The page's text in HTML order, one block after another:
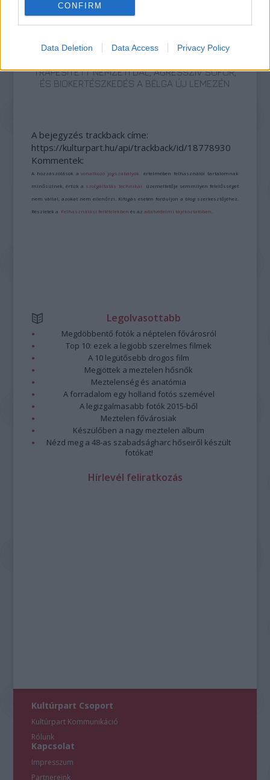
CONFIRM
Data Deletion Data Access Privacy Policy
TRAPESÍTETT NEMZETI DAL, AGRESSZÍV SOFŐR,
ÉS BIOKERTÉSZKEDÉS A BËLGA ÚJ LEMEZÉN
A bejegyzés trackback címe:
https://kulturpart.hu/api/trackback/id/18778930
Kommentek:
A hozzászólások avonatkozó jogszabályok értelmében felhasználói tartalomnak
minősülnek, értük a szolgáltatás technikai üzemeltetője semmilyen felelősséget
nem vállal, azokat nem ellenőrzi. Kifogás esetén forduljon a blog szerkesztőjéhez.
Részletek a Felhasználási feltételekben és azadatvédelmi tájékoztatóban
Legolvasottabb
Megdöbbentő fotók a néptelen fővárosról
Top 10: ezek a legjobb szerelmes filmek
A 10 legütősebb drogos film
Megjöttek a meztelen hősnők
Meztelenség és anatómia
A forradalom egy holland fotós szemével
A legizgalmasabb fotók 2015-ből
Meztelen fővárosiak
Készülőben a nagy meztelen album
Nézd meg a 48-as szabadságharc hőseiről készült
fotókat!
Hírlevél feliratkozás
Kultúrpart Csoport
Kultúrpart Kommunikáció
Rólunk
Kapcsolat
Impresszum
Partnereink